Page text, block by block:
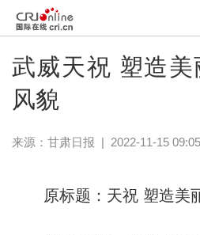
武威天祝 塑造
风貌
来源： 甘肃日报 | 2022-11-15
原标题：天祝 塑造美